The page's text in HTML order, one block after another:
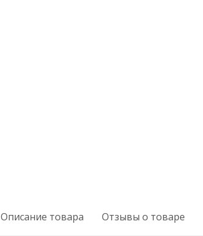
Описание товара Отзывы о товаре